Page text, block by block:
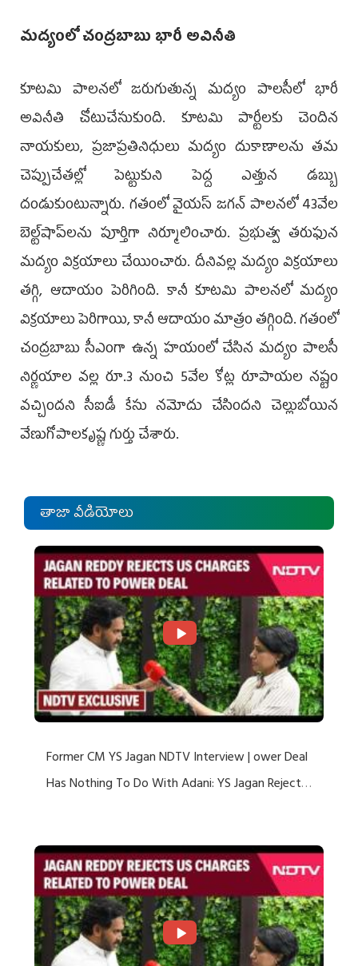
మద్యంలో చంద్రబాబు భారీ అవినీతి
కూటమి పాలనలో జరుగుతున్న మద్యం పాలసీలో భారీ
అవినీతి చోటుచేసుకుంది. కూటమి పార్టీలకు చెందిన
నాయకులు, ప్రజాప్రతినిధులు మద్యం దుకాణాలను తమ
చెప్పుచేతల్లో పెట్టుకుని పెద్ద ఎత్తున డబ్బు
దండుకుంటున్నారు. గతంలో వైయస్ జగన్ పాలనలో 43వేల
బెల్ట్‌షాప్‌లను పూర్తిగా నిర్మూలించారు. ప్రభుత్వ తరుఫున
మద్యం విక్రయాలు చేయించారు. దీనివల్ల మద్యం విక్రయాలు
తగ్గి, ఆదాయం పెరిగింది. కానీ కూటమి పాలనలో మద్యం
విక్రయాలు పెరిగాయి, కానీ ఆదాయం మాత్రం తగ్గింది. గతంలో
చంద్రబాబు సీఎంగా ఉన్న హయంలో చేసిన మద్యం పాలసీ
నిర్ణయాల వల్ల రూ.3 నుంచి 5వేల కోట్ల రూపాయల నష్టం
వచ్చిందని సీఐడీ కేసు నమోదు చేసిందని చెల్లుబోయిన
వేణుగోపాలకృష్ణ గుర్తు చేశారు.
తాజా వీడియోలు
Former CM YS Jagan NDTV Interview | ower Deal
Has Nothing To Do With Adani: YS Jagan Rejects